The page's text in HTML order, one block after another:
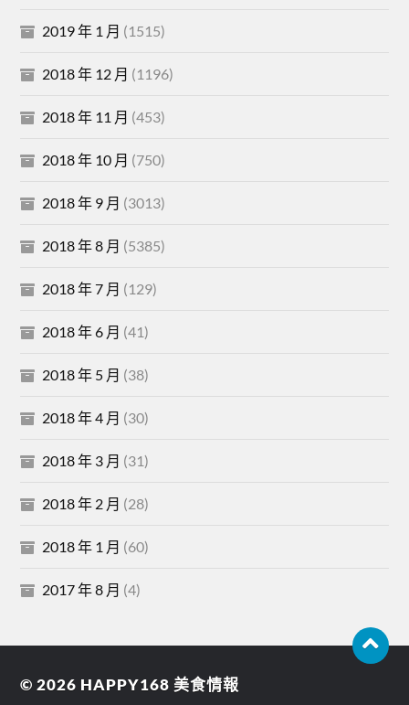
2019 年 1 月 (1515)
2018 年 12 月 (1196)
2018 年 11 月 (453)
2018 年 10 月 (750)
2018 年 9 月 (3013)
2018 年 8 月 (5385)
2018 年 7 月 (129)
2018 年 6 月 (41)
2018 年 5 月 (38)
2018 年 4 月 (30)
2018 年 3 月 (31)
2018 年 2 月 (28)
2018 年 1 月 (60)
2017 年 8 月 (4)
© 2026 HAPPY168 美食情報